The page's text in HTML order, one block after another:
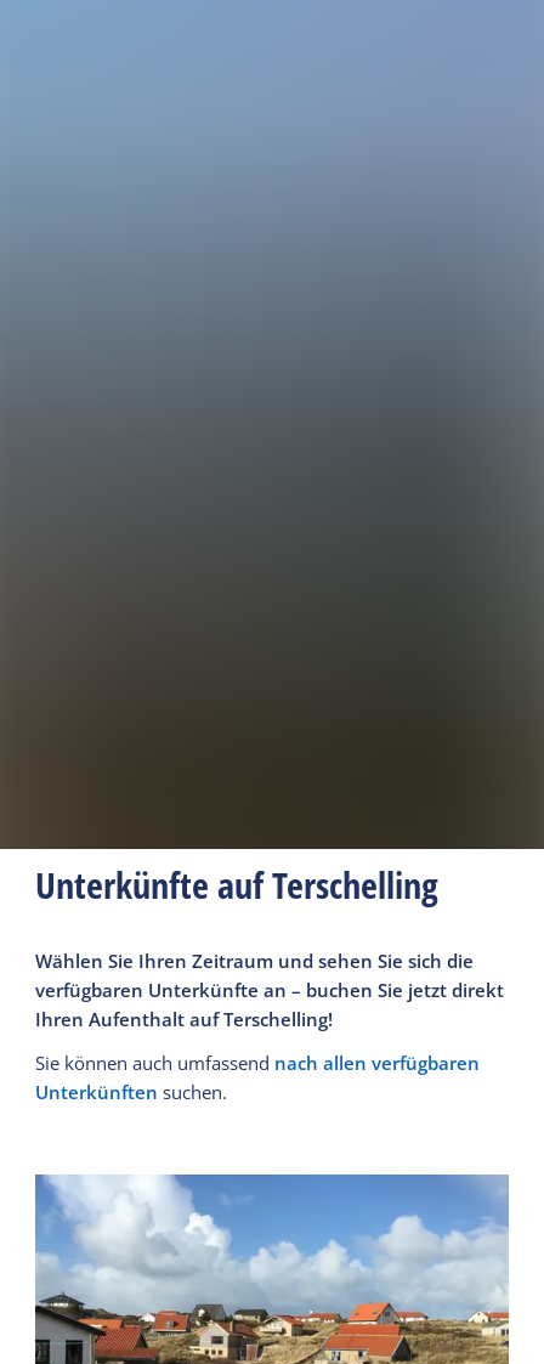
Unterkünfte auf Terschelling
Wählen Sie Ihren Zeitraum und sehen Sie sich die
verfügbaren Unterkünfte an – buchen Sie jetzt direkt
Ihren Aufenthalt auf Terschelling!
Sie können auch umfassend nach allen verfügbaren
Unterkünften suchen.